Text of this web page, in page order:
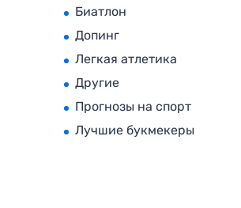
Биатлон
Допинг
Легкая атлетика
Другие
Прогнозы на спорт
Лучшие букмекеры